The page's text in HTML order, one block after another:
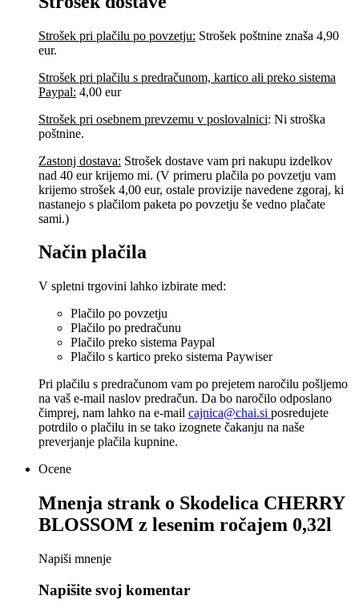
Strošek pri plačilu po povzetju: Strošek poštnine znaša 4,90
eur.
Strošek pri plačilu s predračunom, kartico ali preko sistema
Paypal: 4,00 eur
Strošek pri osebnem prevzemu v poslovalnici: Ni stroška
poštnine.
Zastonj dostava: Strošek dostave vam pri nakupu izdelkov
nad 40 eur krijemo mi. (V primeru plačila po povzetju vam
krijemo strošek 4,00 eur, ostale provizije navedene zgoraj, ki
nastanejo s plačilom paketa po povzetju še vedno plačate
sami.)
Način plačila
V spletni trgovini lahko izbirate med:
Plačilo po povzetju
Plačilo po predračunu
Plačilo preko sistema Paypal
Plačilo s kartico preko sistema Paywiser
Pri plačilu s predračunom vam po prejetem naročilu pošljemo
na vaš e-mail naslov predračun. Da bo naročilo odposlano
čimprej, nam lahko na e-mail cajnica@chai.si posredujete
potrdilo o plačilu in se tako izognete čakanju na naše
preverjanje plačila kupnine.
Ocene
Mnenja strank o Skodelica CHERRY
BLOSSOM z lesenim ročajem 0,32l
Napiši mnenje
Napišite svoj komentar